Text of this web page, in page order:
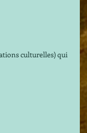
culturelles) qui